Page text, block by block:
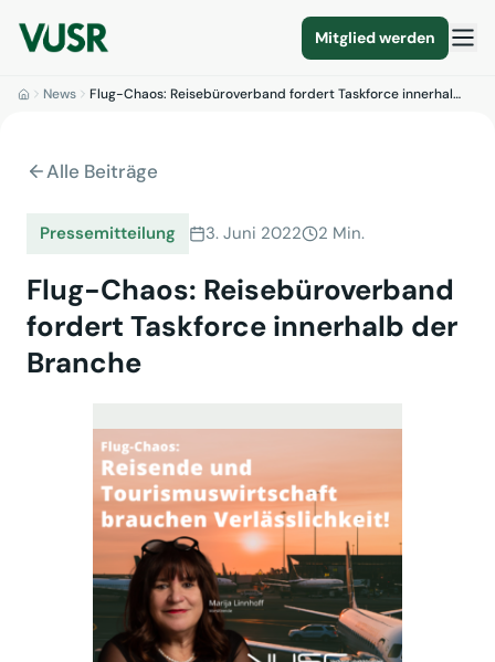
Mitglied werden
News Flug-Chaos: Reisebüroverband fordert Taskforce innerhal…
Alle Beiträge
Pressemitteilung 3. Juni 2022 2 Min.
Flug-Chaos: Reisebüroverband
fordert Taskforce innerhalb der
Branche